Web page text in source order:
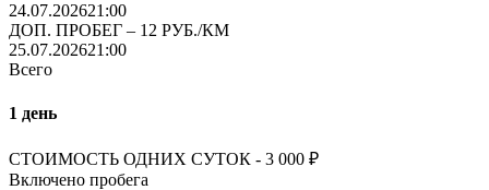
24.07.202621:00
ДОП. ПРОБЕГ – 12 РУБ./КМ
25.07.202621:00
Всего
1 день
СТОИМОСТЬ ОДНИХ СУТОК - 3 000 ₽
Включено пробега